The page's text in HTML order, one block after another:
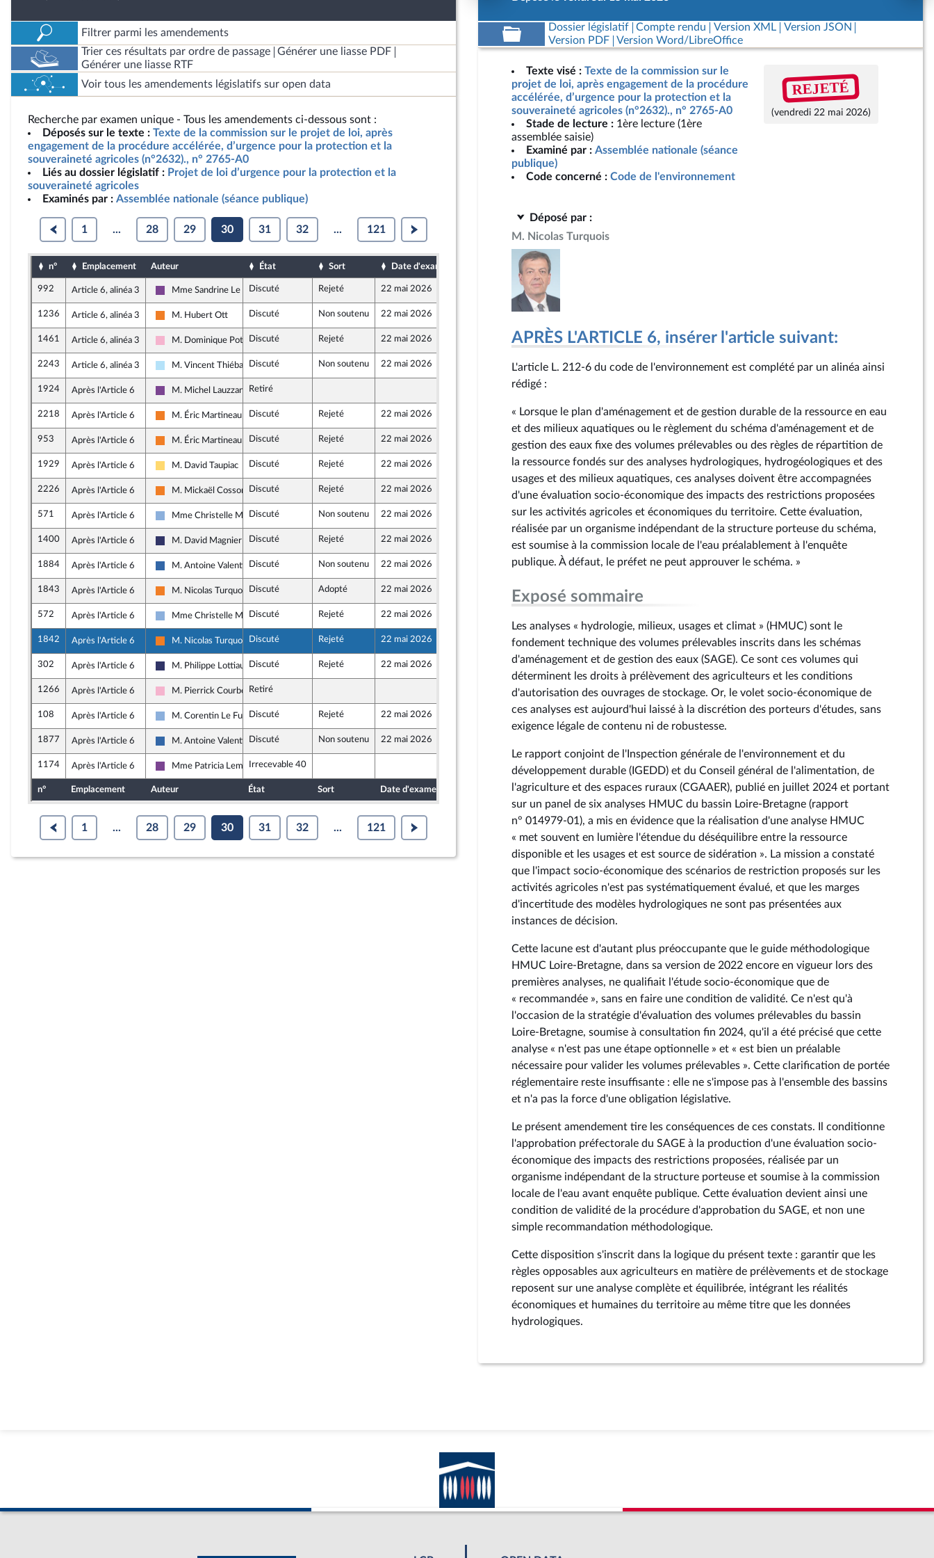
Filtrer parmi les amendements
Trier ces résultats par ordre de passage
Générer une liasse PDF
Générer une liasse RTF
Voir tous les amendements législatifs sur open data
Recherche par examen unique - Tous les amendements ci-dessous sont :
Déposés sur le texte : Texte de la commission sur le projet de loi, après
engagement de la procédure accélérée, d’urgence pour la protection et la
souveraineté agricoles (n°2632)., n° 2765-A0
Liés au dossier législatif : Projet de loi d’urgence pour la protection et la
souveraineté agricoles
Examinés par : Assemblée nationale (séance publique)
1 ... 28 29 30 31 32 ... 121
n° Emplacement Auteur État Sort Date d'examen Date de dépôt
992 Article 6, alinéa 3
Ensemble pour la République
Mme Sandrine Le FeurDiscuté Rejeté 22 mai 2026
1236 Article 6, alinéa 3
Les Démocrates
M. Hubert Ott Discuté Non soutenu 22 mai 2026 15 mai 2026
1461 Article 6, alinéa 3
Socialistes et apparentés
M. Dominique PotierDiscuté Rejeté 22 mai 2026 15 mai 2026
2243 Article 6, alinéa 3
Horizons & Indépendants
M. Vincent ThiébautDiscuté Non soutenu 22 mai 2026 15 mai 2026
1924 Après l'Article 6
Ensemble pour la République
M. Michel Lauzzana Retiré 15 mai 2026
2218 Après l'Article 6
Les Démocrates
M. Éric Martineau Discuté Rejeté 22 mai 2026 15 mai 2026
953 Après l'Article 6
Les Démocrates
M. Éric Martineau Discuté Rejeté 22 mai 2026
1929 Après l'Article 6
Libertés, Indépendants, Outre-mer et Territoires
M. David Taupiac Discuté Rejeté 22 mai 2026 15 mai 2026
2226 Après l'Article 6
Les Démocrates
M. Mickaël Cosson Discuté Rejeté 22 mai 2026
571 Après l'Article 6
Droite Républicaine
Mme Christelle MinardDiscuté Non soutenu 22 mai 2026 13 mai 2026
1400 Après l'Article 6
Rassemblement National
M. David Magnier Discuté Rejeté 22 mai 2026
1884 Après l'Article 6
Union des droites pour la République
M. Antoine Valentin Discuté Non soutenu 22 mai 2026 15 mai 2026
1843 Après l'Article 6
Les Démocrates
M. Nicolas Turquois Discuté Adopté 22 mai 2026 15 mai 2026
572 Après l'Article 6
Droite Républicaine
Mme Christelle MinardDiscuté Rejeté 22 mai 2026
1842 Après l'Article 6
Les Démocrates
M. Nicolas Turquois Discuté Rejeté 22 mai 2026 15 mai 2026
302 Après l'Article 6
Rassemblement National
M. Philippe Lottiaux Discuté Rejeté 22 mai 2026 12 mai 2026
1266 Après l'Article 6
Socialistes et apparentés
M. Pierrick CourbonRetiré 15 mai 2026
108 Après l'Article 6
Droite Républicaine
M. Corentin Le Fur Discuté Rejeté 22 mai 2026 11 mai 2026
1877 Après l'Article 6
Union des droites pour la République
M. Antoine Valentin Discuté Non soutenu 22 mai 2026
1174 Après l'Article 6
Ensemble pour la République
Mme Patricia LemoineIrrecevable 40
n° Emplacement Auteur État Sort Date d'examen Date de dépôt
1 ... 28 29 30 31 32 ... 121
Dossier législatif Compte rendu Version XML
Version JSON
Version PDF
Version Word/LibreOffice
Texte visé : Texte de la commission sur le
projet de loi, après engagement de la procédure
accélérée, d’urgence pour la protection et la
souveraineté agricoles (n°2632)., n° 2765-A0
Stade de lecture : 1ère lecture (1ère
assemblée saisie)
Examiné par : Assemblée nationale (séance
publique)
Code concerné : Code de l'environnement
REJETÉ
(vendredi 22 mai 2026)
Déposé par :
M. Nicolas Turquois
APRÈS L'ARTICLE 6, insérer l'article suivant:
L'article L. 212-6 du code de l'environnement est complété par un alinéa ainsi
rédigé :
« Lorsque le plan d'aménagement et de gestion durable de la ressource en eau
et des milieux aquatiques ou le règlement du schéma d'aménagement et de
gestion des eaux fixe des volumes prélevables ou des règles de répartition de
la ressource fondés sur des analyses hydrologiques, hydrogéologiques et des
usages et des milieux aquatiques, ces analyses doivent être accompagnées
d'une évaluation socio-économique des impacts des restrictions proposées
sur les activités agricoles et économiques du territoire. Cette évaluation,
réalisée par un organisme indépendant de la structure porteuse du schéma,
est soumise à la commission locale de l'eau préalablement à l'enquête
publique. À défaut, le préfet ne peut approuver le schéma. »
Exposé sommaire
Les analyses « hydrologie, milieux, usages et climat » (HMUC) sont le
fondement technique des volumes prélevables inscrits dans les schémas
d'aménagement et de gestion des eaux (SAGE). Ce sont ces volumes qui
déterminent les droits à prélèvement des agriculteurs et les conditions
d'autorisation des ouvrages de stockage. Or, le volet socio-économique de
ces analyses est aujourd'hui laissé à la discrétion des porteurs d'études, sans
exigence légale de contenu ni de robustesse.
Le rapport conjoint de l'Inspection générale de l'environnement et du
développement durable (IGEDD) et du Conseil général de l'alimentation, de
l'agriculture et des espaces ruraux (CGAAER), publié en juillet 2024 et portant
sur un panel de six analyses HMUC du bassin Loire-Bretagne (rapport
n° 014979-01), a mis en évidence que la réalisation d'une analyse HMUC
« met souvent en lumière l'étendue du déséquilibre entre la ressource
disponible et les usages et est source de sidération ». La mission a constaté
que l'impact socio-économique des scénarios de restriction proposés sur les
activités agricoles n'est pas systématiquement évalué, et que les marges
d'incertitude des modèles hydrologiques ne sont pas présentées aux
instances de décision.
Cette lacune est d'autant plus préoccupante que le guide méthodologique
HMUC Loire-Bretagne, dans sa version de 2022 encore en vigueur lors des
premières analyses, ne qualifiait l'étude socio-économique que de
« recommandée », sans en faire une condition de validité. Ce n'est qu'à
l'occasion de la stratégie d'évaluation des volumes prélevables du bassin
Loire-Bretagne, soumise à consultation fin 2024, qu'il a été précisé que cette
analyse « n'est pas une étape optionnelle » et « est bien un préalable
nécessaire pour valider les volumes prélevables ». Cette clarification de portée
réglementaire reste insuffisante : elle ne s'impose pas à l'ensemble des bassins
et n'a pas la force d'une obligation législative.
Le présent amendement tire les conséquences de ces constats. Il conditionne
l'approbation préfectorale du SAGE à la production d'une évaluation socio-
économique des impacts des restrictions proposées, réalisée par un
organisme indépendant de la structure porteuse et soumise à la commission
locale de l'eau avant enquête publique. Cette évaluation devient ainsi une
condition de validité de la procédure d'approbation du SAGE, et non une
simple recommandation méthodologique.
Cette disposition s'inscrit dans la logique du présent texte : garantir que les
règles opposables aux agriculteurs en matière de prélèvements et de stockage
reposent sur une analyse complète et équilibrée, intégrant les réalités
économiques et humaines du territoire au même titre que les données
hydrologiques.